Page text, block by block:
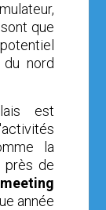
que
nord
est
la
près de
meeting
année